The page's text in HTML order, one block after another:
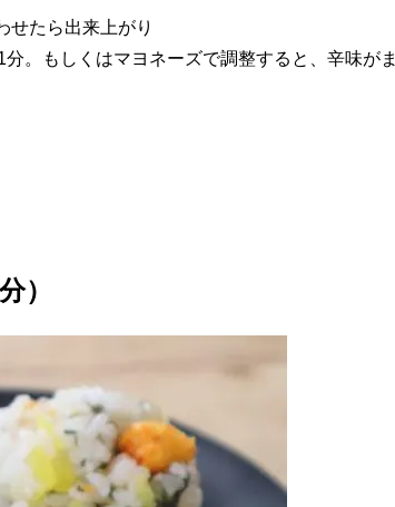
たら出来上がり
。もしくはマヨネーズで調整すると、辛味がま
）